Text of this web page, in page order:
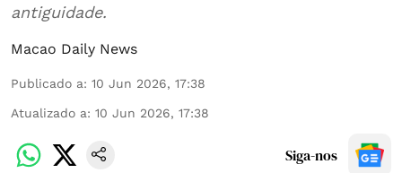
antiguidade.
Macao Daily News
Publicado a: 10 Jun 2026, 17:38
Atualizado a: 10 Jun 2026, 17:38
Siga-nos